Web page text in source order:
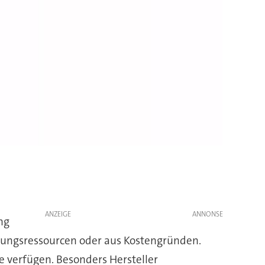
ANZEIGE
oder aus Kostengründen.
verfügen. Besonders Hersteller